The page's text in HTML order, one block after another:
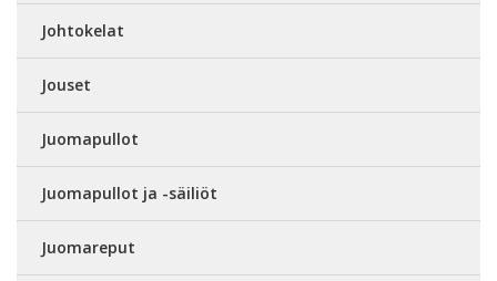
Johtokelat
Jouset
Juomapullot
Juomapullot ja -säiliöt
Juomareput